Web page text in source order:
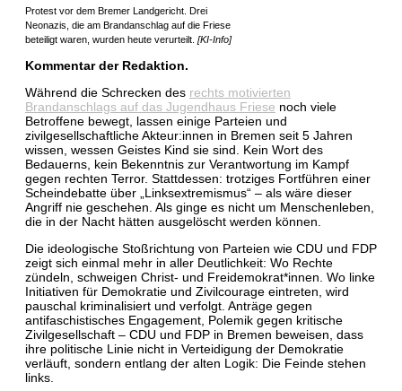
Protest vor dem Bremer Landgericht. Drei
Neonazis, die am Brandanschlag auf die Friese
beteiligt waren, wurden heute verurteilt. [KI-Info]
Kommentar der Redaktion.
Während die Schrecken des rechts motivierten
Brandanschlags auf das Jugendhaus Friese noch viele
Betroffene bewegt, lassen einige Parteien und
zivilgesellschaftliche Akteur:innen in Bremen seit 5 Jahren
wissen, wessen Geistes Kind sie sind. Kein Wort des
Bedauerns, kein Bekenntnis zur Verantwortung im Kampf
gegen rechten Terror. Stattdessen: trotziges Fortführen einer
Scheindebatte über „Linksextremismus“ – als wäre dieser
Angriff nie geschehen. Als ginge es nicht um Menschenleben,
die in der Nacht hätten ausgelöscht werden können.
Die ideologische Stoßrichtung von Parteien wie CDU und FDP
zeigt sich einmal mehr in aller Deutlichkeit: Wo Rechte
zündeln, schweigen Christ- und Freidemokrat*innen. Wo linke
Initiativen für Demokratie und Zivilcourage eintreten, wird
pauschal kriminalisiert und verfolgt. Anträge gegen
antifaschistisches Engagement, Polemik gegen kritische
Zivilgesellschaft – CDU und FDP in Bremen beweisen, dass
ihre politische Linie nicht in Verteidigung der Demokratie
verläuft, sondern entlang der alten Logik: Die Feinde stehen
links.